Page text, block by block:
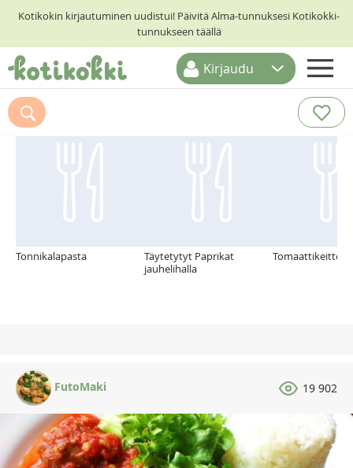
Kotikokin kirjautuminen uudistui! Päivitä Alma-tunnuksesi Kotikokki-
tunnukseen täällä
ETUSIVU
RESEPTIHAKU
Kirjaudu
Suosittelemme myös
Tonnikalapasta
Täytetytyt Paprikat
jauhelihalla
Tomaattikeitto
FutoMaki 19 902